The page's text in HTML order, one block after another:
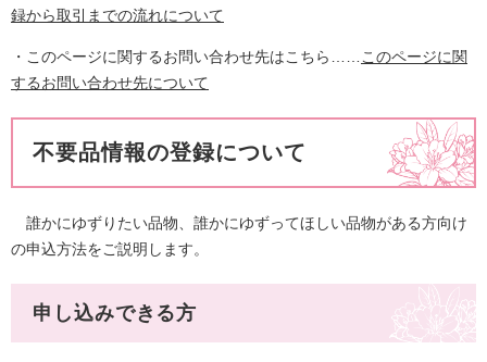
録から取引までの流れについて
・このページに関するお問い合わせ先はこちら……このページに関
するお問い合わせ先について
不要品情報の登録について
誰かにゆずりたい品物、誰かにゆずってほしい品物がある方向け
の申込方法をご説明します。
申し込みできる方